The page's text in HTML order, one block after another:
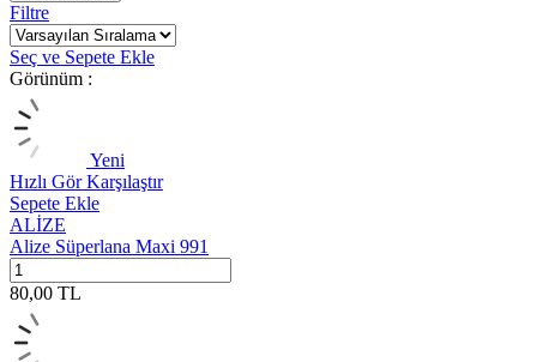
Filtre
Seç ve Sepete Ekle
Görünüm :
Yeni
Hızlı GörKarşılaştır
Sepete Ekle
ALİZE
Alize Süperlana Maxi 991
80,00 TL